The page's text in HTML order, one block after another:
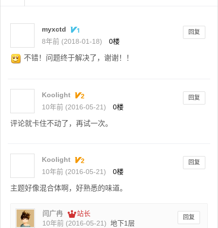
myxctd
8年前 (2018-01-18)
0楼
回复
不错！问题终于解决了，谢谢！！
Koolight
10年前 (2016-05-21)
0楼
回复
评论就卡住不动了，再试一次。
Koolight
10年前 (2016-05-21)
0楼
回复
主题好像混合体啊，好熟悉的味道。
闫广冉
站长
10年前 (2016-05-21) 地下1层
回复